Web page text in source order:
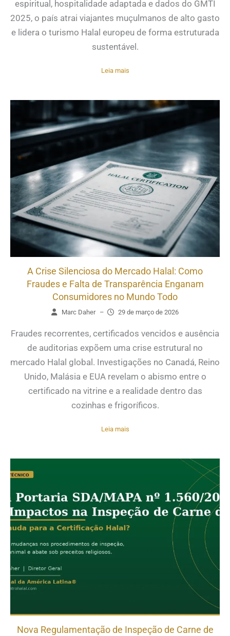
espiritual, hospitalidade adaptada e dados do GMTI
2025, o país atrai viajantes muçulmanos de alto gasto
e lidera o turismo Halal europeu de forma estruturada
sustentável.
Leia mais
A Crise Silenciosa do Mercado Halal: Como
Fraudes e Falta de Transparência Enganam
Consumidores no Mundo Todo
Marc Daher – 29 de março de 2026
Fraudes recorrentes, certificados vencidos e ausência
de auditorias expõem uma crise estrutural no
mercado Halal global. Investigações no Canadá, Reino
Unido, Malásia e EUA revelam o abismo entre o
certificado na vitrine e a realidade dentro das
cozinhas e frigoríficos.
Leia mais
Nova Regulamentação de Inspeção de Carne de